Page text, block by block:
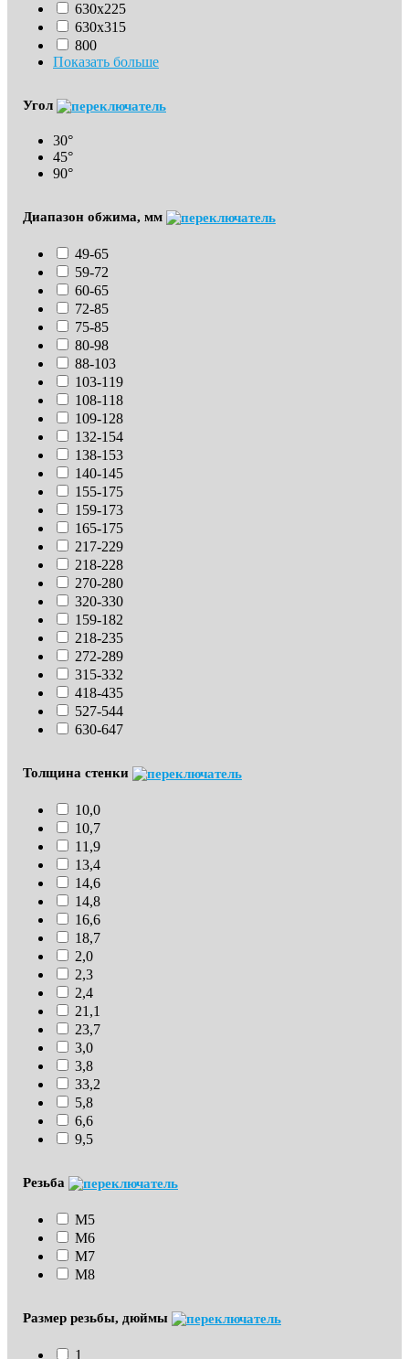
630х225
630х315
800
Показать больше
Угол
30°
45°
90°
Диапазон обжима, мм
49-65
59-72
60-65
72-85
75-85
80-98
88-103
103-119
108-118
109-128
132-154
138-153
140-145
155-175
159-173
165-175
217-229
218-228
270-280
320-330
159-182
218-235
272-289
315-332
418-435
527-544
630-647
Толщина стенки
10,0
10,7
11,9
13,4
14,6
14,8
16,6
18,7
2,0
2,3
2,4
21,1
23,7
3,0
3,8
33,2
5,8
6,6
9,5
Резьба
М5
М6
М7
М8
Размер резьбы, дюймы
1